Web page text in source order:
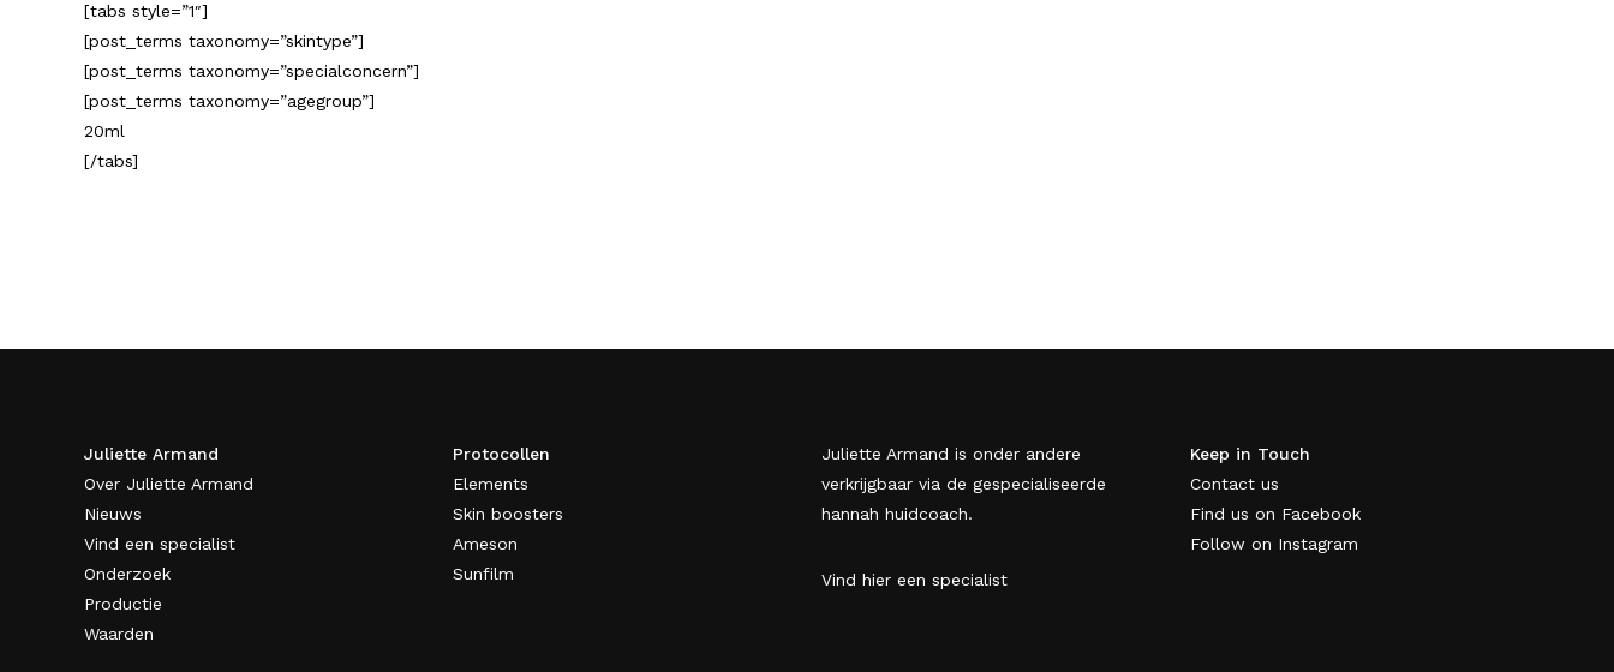
[tabs style=”1″]
[post_terms taxonomy=”skintype”]
[post_terms taxonomy=”specialconcern”]
[post_terms taxonomy=”agegroup”]
20ml
[/tabs]
Juliette Armand
Over Juliette Armand
Nieuws
Vind een specialist
Onderzoek
Productie
Waarden
Protocollen
Elements
Skin boosters
Ameson
Sunfilm
Juliette Armand is onder andere
verkrijgbaar via de gespecialiseerde
hannah huidcoach.
Vind hier een specialist
Keep in Touch
Contact us
Find us on Facebook
Follow on Instagram